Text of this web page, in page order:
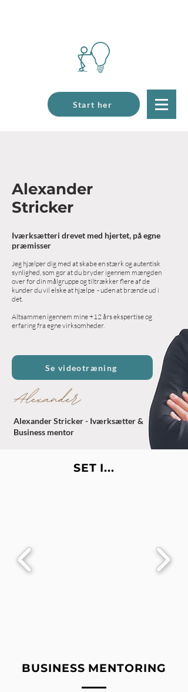
Start her
Alexander
Stricker
Iværksætteri drevet med hjertet, på egne
præmisser
Jeg hjælper dig med at skabe en stærk og autentisk
synlighed, som gør at du bryder igennem mængden
over for din målgruppe og tiltrækker flere af de
kunder du vil elske at hjælpe - uden at brænde ud i
det.
Altsammen igennem mine +12 års ekspertise og
erfaring fra egne virksomheder.
Se videotræning
Alexander Stricker - Iværksætter &
Business mentor
SET I...
BUSINESS MENTORING